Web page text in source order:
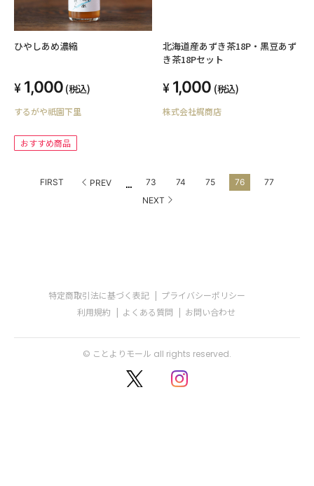
ひやしあめ濃縮
1,000 (税込)
するがや祇園下里
おすすめ商品
北海道産あずき茶18P・黒豆あず
き茶18Pセット
1,000 (税込)
株式会社梶商店
FIRST PREV ... 73 74 75 76
77
NEXT
特定商取引法に基づく表記
プライバシーポリシー
利用規約
よくある質問 お問い合わせ
© ことよりモール all rights reserved.